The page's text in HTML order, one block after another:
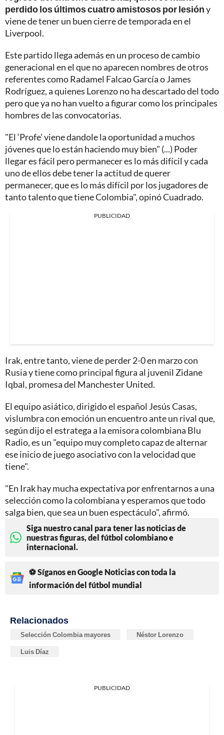
perdido los últimos cuatro amistosos por lesióny
viene de tener un buen cierre de temporada en el
Liverpool.
Este partido llega además en un proceso de cambio
generacional en el que no aparecen nombres de otros
referentes como Radamel Falcao García o James
Rodríguez, a quienes Lorenzo no ha descartado del todo
pero que ya no han vuelto a figurar como los principales
hombres de las convocatorias.
"El ‘Profe’ viene dandole la oportunidad a muchos
jóvenes que lo están haciendo muy bien" (...) Poder
llegar es fácil pero permanecer es lo más difícil y cada
uno de ellos debe tener la actitud de querer
permanecer, que es lo más difícil por los jugadores de
tanto talento que tiene Colombia", opinó Cuadrado.
PUBLICIDAD
Irak, entre tanto, viene de perder 2-0 en marzo con
Rusia y tiene como principal figura al juvenil Zidane
Iqbal, promesa del Manchester United.
El equipo asiático, dirigido el español Jesús Casas,
vislumbra con emoción un encuentro ante un rival que,
según dijo el estratega a la emisora colombiana Blu
Radio, es un "equipo muy completo capaz de alternar
ese inicio de juego asociativo con la velocidad que
tiene".
"En Irak hay mucha expectativa por enfrentarnos a una
selección como la colombiana y esperamos que todo
salga bien, que sea un buen espectáculo", afirmó.
Siga nuestro canal para tener las noticias de
nuestras figuras, del fútbol colombiano e
internacional.
⚽ Síganos en Google Noticias con toda la
información del fútbol mundial
Relacionados
Selección Colombia mayores Néstor Lorenzo
Luis Díaz
PUBLICIDAD